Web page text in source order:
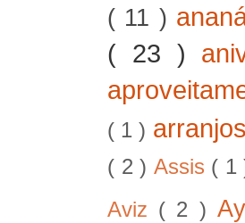
( 11 )
( 23 )
( 1 )
( 2 ) Assis ( 1
Aviz ( 2 )